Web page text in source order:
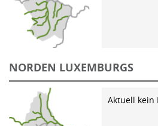
NORDEN LUXEMBURGS
Aktuell kein